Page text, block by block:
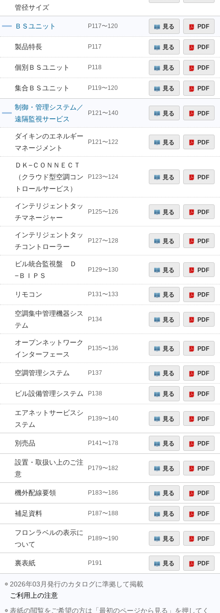
管径サイズ
ＢＳユニット P117〜120 見る PDF
製品特長 P117 見る PDF
個別ＢＳユニット P118 見る PDF
集合ＢＳユニット P119〜120 見る PDF
制御・管理システム／
遠隔監視サービス
P121〜140 見る PDF
ダイキンのエネルギー
マネージメント
P121〜122 見る PDF
ＤＫ−ＣＯＮＮＥＣＴ
（クラウド型空調コン
トロールサービス）
P123〜124 見る PDF
インテリジェントタッ
チマネージャー
P125〜126 見る PDF
インテリジェントタッ
チコントローラー
P127〜128 見る PDF
ビル統合監視盤 Ｄ
−ＢＩＰＳ
P129〜130 見る PDF
リモコン P131〜133 見る PDF
空調集中管理機器シス
テム
P134 見る PDF
オープンネットワーク
インターフェース
P135〜136 見る PDF
空調管理システム P137 見る PDF
ビル設備管理システム P138 見る PDF
エアネットサービスシ
ステム
P139〜140 見る PDF
別売品 P141〜178 見る PDF
設置・取扱い上のご注
意
P179〜182 見る PDF
機外配線要領 P183〜186 見る PDF
補足資料 P187〜188 見る PDF
フロンラベルの表示に
ついて
P189〜190 見る PDF
裏表紙 P191 見る PDF
2026年03月発行のカタログに準拠して掲載
ご利用上の注意
表紙の閲覧をご希望の方は「最初のページから見る」を押してく